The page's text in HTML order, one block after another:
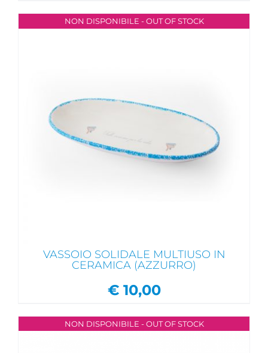
NON DISPONIBILE - OUT OF STOCK
VASSOIO SOLIDALE MULTIUSO IN
CERAMICA (AZZURRO)
€10,00
NON DISPONIBILE - OUT OF STOCK